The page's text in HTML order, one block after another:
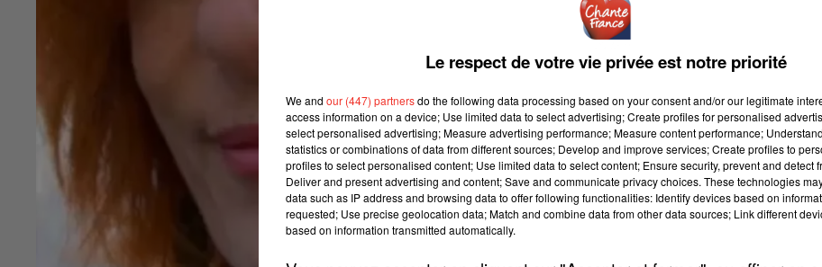
Le respect de votre vie privée est notre priorité
We and our (447) partnersdo the following data processing based on your consent and/or our legitimate
access information on a device; Use limited data to select advertising; Create profiles for personalised
select personalised advertising; Measure advertising performance; Measure content performance;
statistics or combinations of data from different sources; Develop and improve services; Create profiles to
profiles to select personalised content; Use limited data to select content; Ensure security, prevent and detect
Deliver and present advertising and content; Save and communicate privacy choices. These technologies
data such as IP address and browsing data to offer following functionalities: Identify devices based on
requested; Use precise geolocation data; Match and combine data from other data sources; Link different
based on information transmitted automatically.